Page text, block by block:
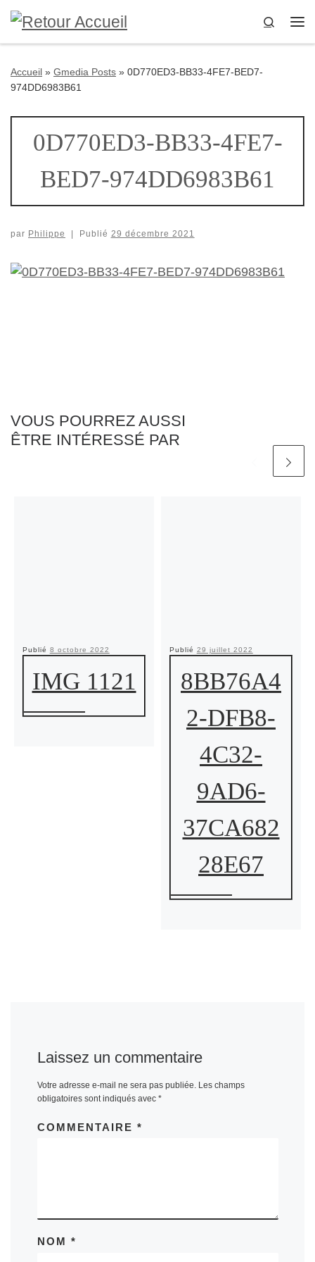
Passer au contenu
Search
Accueil » Gmedia Posts » 0D770ED3-BB33-4FE7-BED7-
974DD6983B61
0D770ED3-BB33-4FE7-
BED7-974DD6983B61
par Philippe Publié 29 décembre 2021
VOUS POURREZ AUSSI
ÊTRE INTÉRESSÉ PAR
Publié 8 octobre 2022
IMG 1121
Publié 29 juillet 2022
8BB76A4
2-DFB8-
4C32-
9AD6-
37CA682
28E67
Laissez un commentaire
Votre adresse e-mail ne sera pas publiée. Les champs
obligatoires sont indiqués avec *
COMMENTAIRE *
NOM *